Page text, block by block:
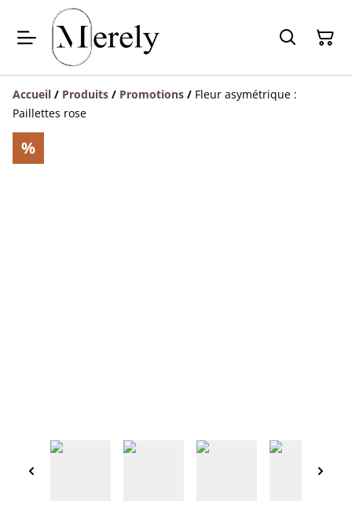
Accueil / Produits / Promotions / Fleur asymétrique :
Paillettes rose
%